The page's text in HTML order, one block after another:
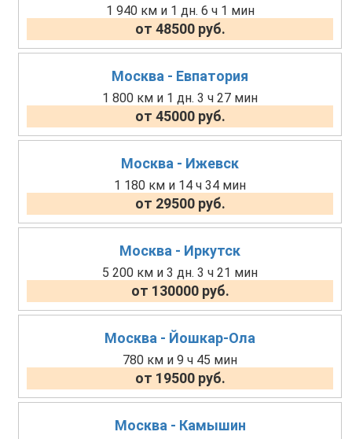
1 940 км и 1 дн. 6 ч 1 мин
от 48500 руб.
Москва - Евпатория
1 800 км и 1 дн. 3 ч 27 мин
от 45000 руб.
Москва - Ижевск
1 180 км и 14 ч 34 мин
от 29500 руб.
Москва - Иркутск
5 200 км и 3 дн. 3 ч 21 мин
от 130000 руб.
Москва - Йошкар-Ола
780 км и 9 ч 45 мин
от 19500 руб.
Москва - Камышин